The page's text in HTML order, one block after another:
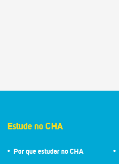
Estude no CHA
Por que estudar no CHA